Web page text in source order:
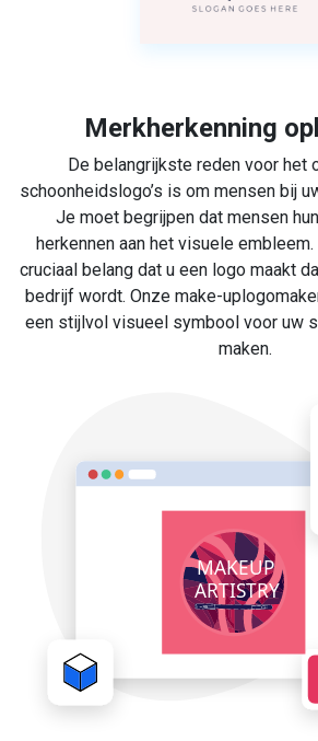
Merkherkenning
De belangrijkste reden voor het
schoonheidslogo’s is om mensen bij
Je moet begrijpen dat mensen
herkennen aan het visuele
cruciaal belang dat u een logo maakt
bedrijf wordt. Onze make-
een stijlvol visueel symbool voor uw
maken.